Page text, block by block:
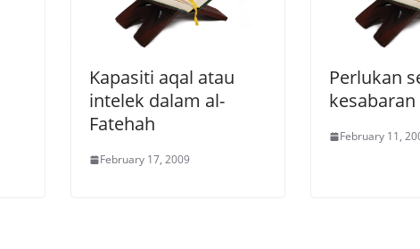
Kapasiti aqal atau
intelek dalam al-
Fatehah
February 17, 2009
Perlukan
kesabaran
February 11,